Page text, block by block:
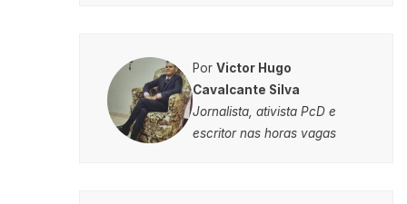
PorVictor Hugo
Cavalcante Silva
Jornalista, ativista PcD e
escritor nas horas vagas